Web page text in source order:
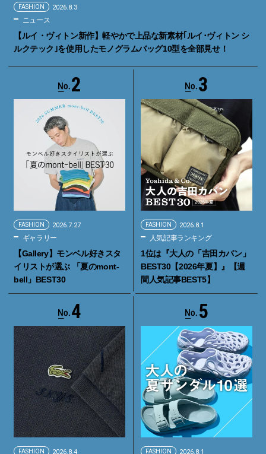
FASHION 2026.8.3
ニュース
【ルイ・ヴィトン新作】軽やかで上品な新素材｢ルイ･ヴィトン シ
ルクテック｣を使用したモノグラムバッグ10型を全部見せ！
2
FASHION 2026.7.27
ギャラリー
【Gallery】モンベル好きスタ
イリストが選ぶ 「夏のmont-
bell」BEST30
3
FASHION 2026.8.1
人気記事ランキング
1位は『大人の「吉田カバン」
BEST30【2026年夏】』【週
間人気記事BEST5】
4
FASHION 2026.8.4
5
FASHION 2026.8.1